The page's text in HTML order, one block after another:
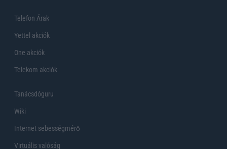
Telefon Árak
Yettel akciók
One akciók
Telekom akciók
Tanácsdóguru
Wiki
Internet sebességmérő
Virtuális valóság